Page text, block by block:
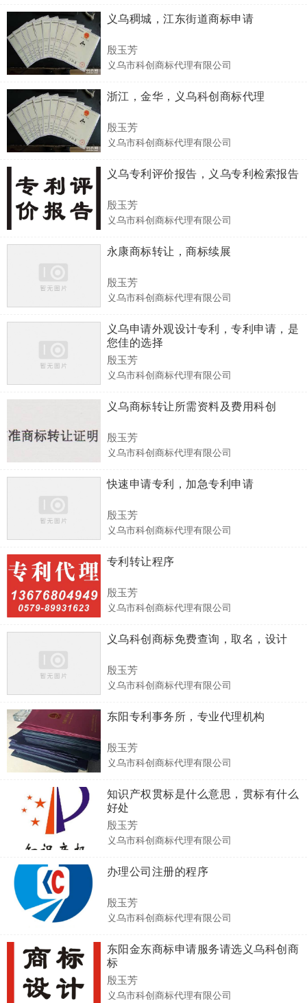
义乌稠城，江东街道商标申请
殷玉芳
义乌市科创商标代理有限公司
浙江，金华，义乌科创商标代理
殷玉芳
义乌市科创商标代理有限公司
义乌专利评价报告，义乌专利检索报告
殷玉芳
义乌市科创商标代理有限公司
永康商标转让，商标续展
殷玉芳
义乌市科创商标代理有限公司
义乌申请外观设计专利，专利申请，是
您佳的选择
殷玉芳
义乌市科创商标代理有限公司
义乌商标转让所需资料及费用科创
殷玉芳
义乌市科创商标代理有限公司
快速申请专利，加急专利申请
殷玉芳
义乌市科创商标代理有限公司
专利转让程序
殷玉芳
义乌市科创商标代理有限公司
义乌科创商标免费查询，取名，设计
殷玉芳
义乌市科创商标代理有限公司
东阳专利事务所，专业代理机构
殷玉芳
义乌市科创商标代理有限公司
知识产权贯标是什么意思，贯标有什么
好处
殷玉芳
义乌市科创商标代理有限公司
办理公司注册的程序
殷玉芳
义乌市科创商标代理有限公司
东阳金东商标申请服务请选义乌科创商
标
殷玉芳
义乌市科创商标代理有限公司